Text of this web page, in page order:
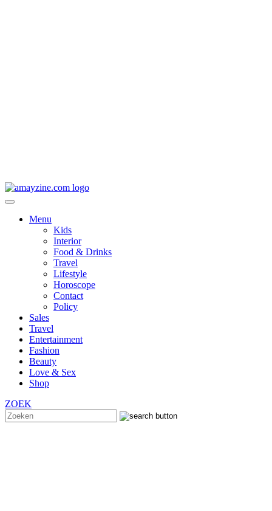
Menu
Kids
Interior
Food & Drinks
Travel
Lifestyle
Horoscope
Contact
Policy
Sales
Travel
Entertainment
Fashion
Beauty
Love & Sex
Shop
ZOEK